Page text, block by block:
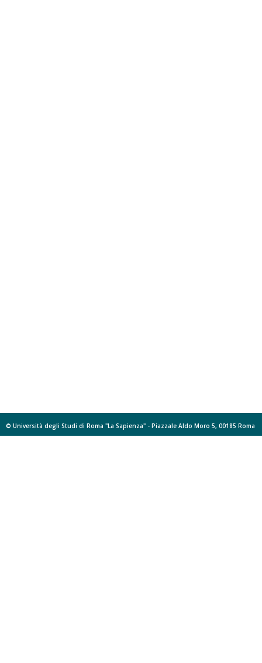
© Università degli Studi di Roma "La Sapienza" - Piazzale Aldo Moro 5, 00185 Roma